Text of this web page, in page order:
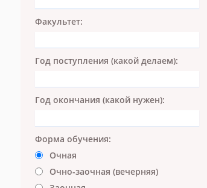
Факультет:
Год поступления (какой делаем):
Год окончания (какой нужен):
Форма обучения:
Очная
Очно-заочная (вечерняя)